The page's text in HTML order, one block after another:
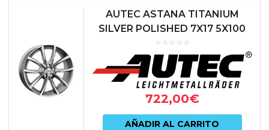
AUTEC ASTANA TITANIUM
SILVER POLISHED 7X17 5X100
722,00€
AÑADIR AL CARRITO